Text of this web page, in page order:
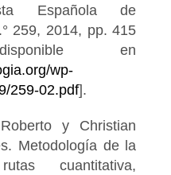
Española de
259, 2014, pp. 415
en
wp-
259-02.pdf].
y Christian
Metodología de la
cuantitativa,